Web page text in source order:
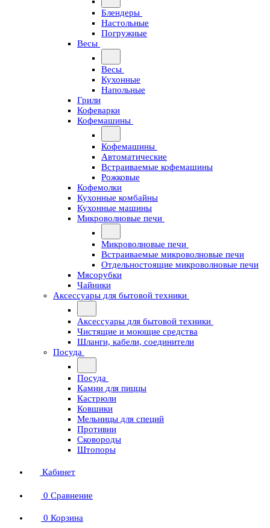
Блендеры
Настольные
Погружные
Весы
Весы
Кухонные
Напольные
Грили
Кофеварки
Кофемашины
Кофемашины
Автоматические
Встраиваемые кофемашины
Рожковые
Кофемолки
Кухонные комбайны
Кухонные машины
Микроволновые печи
Микроволновые печи
Встраиваемые микроволновые печи
Отдельностоящие микроволновые печи
Мясорубки
Чайники
Аксессуары для бытовой техники
Аксессуары для бытовой техники
Чистящие и моющие средства
Шланги, кабели, соединители
Посуда
Посуда
Камни для пиццы
Кастрюли
Ковшики
Мельницы для специй
Противни
Сковороды
Штопоры
Кабинет
0 Сравнение
0 Корзина